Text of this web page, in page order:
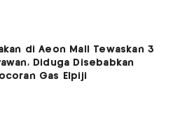
di Aeon Mall Tewaskan 3
Diduga Disebabkan
Gas Elpiji